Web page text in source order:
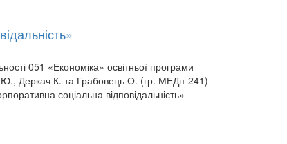
051 «Економіка» освітньої програми
Ю., Деркач К. та Грабовець О. (гр. МЕДп-241)
соціальна відповідальність»